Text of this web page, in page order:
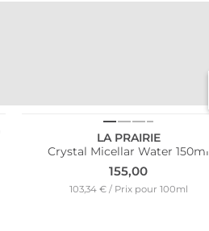
LBTY.
LA PRAIRIE
Crystal Micellar Water 150ml
155,00
103,34 € / Prix pour 100ml